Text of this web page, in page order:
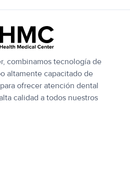
combinamos tecnología de
altamente capacitado de
ofrecer atención dental
calidad a todos nuestros